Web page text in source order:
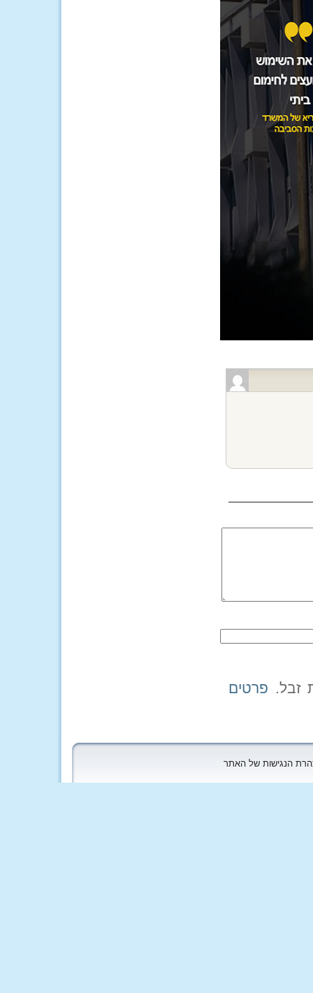
פרטים
הנגישות של האתר